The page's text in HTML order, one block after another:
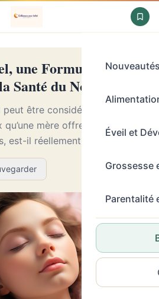
Éveil et
Grossesse
Parentalité
une Formule
Santé du Nouveau-né
être considéré comme l’un
mère offre à son
est-il réellement aussi
Dans cet article, nous all...